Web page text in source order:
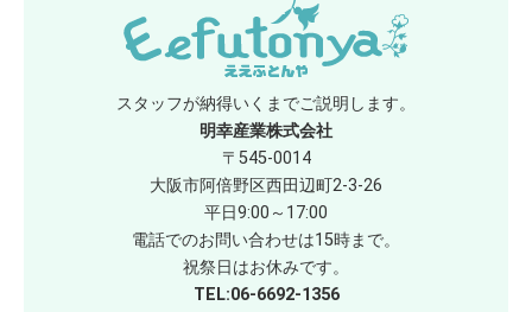
スタッフが納得いくまでご説明します。
明幸産業株式会社
〒545-0014
大阪市阿倍野区西田辺町2-3-26
平日9:00～17:00
電話でのお問い合わせは15時まで。
祝祭日はお休みです。
TEL:06-6692-1356